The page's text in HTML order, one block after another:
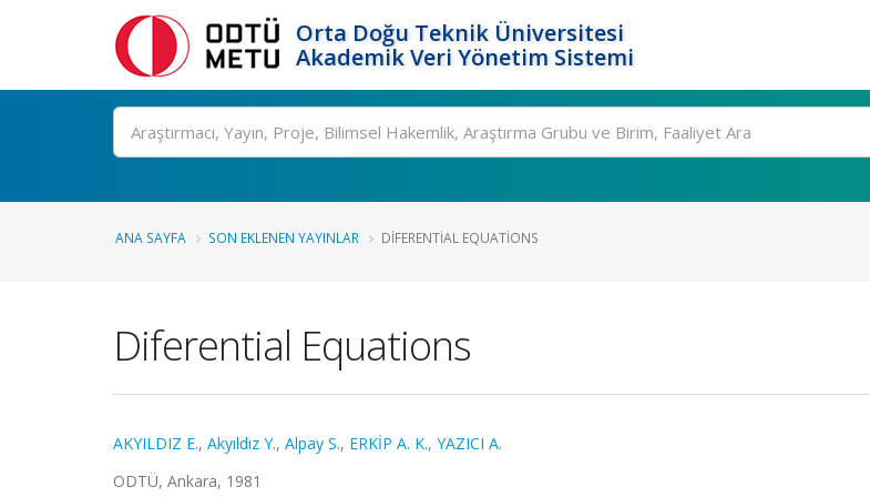
Orta Doğu Teknik Üniversitesi
Akademik Veri Yönetim Sistemi
Ara
ANA SAYFA SON EKLENEN YAYINLAR DIFERENTIAL EQUATIONS
Diferential Equations
AKYILDIZ E., Akyıldız Y., Alpay S., ERKİP A. K., YAZICI A.
ODTÜ, Ankara, 1981